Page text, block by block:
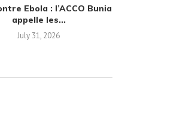
Ebola : l’ACCO Bunia
appelle les...
July 31, 2026